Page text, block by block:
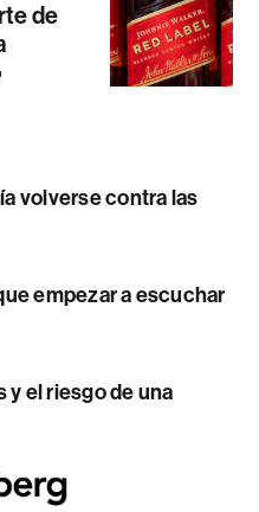
de
volverse contra las
empezar a escuchar
y el riesgo de una